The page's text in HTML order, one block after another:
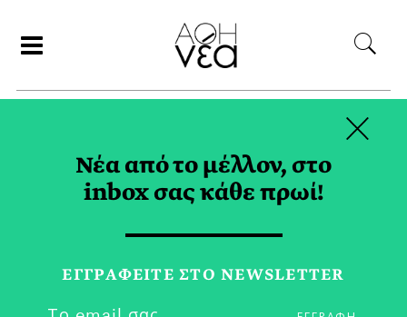
ΙΟΥΛΙΟΣ 2025
Νέα από το μέλλον, στο
inbox σας κάθε πρωί!
ΕΓΓPΑΦΕΙΤΕ ΣΤΟ NEWSLETTER
×